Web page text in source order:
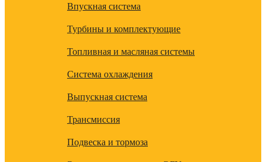
Впускная система
Турбины и комплектующие
Топливная и масляная системы
Система охлаждения
Выпускная система
Трансмиссия
Подвеска и тормоза